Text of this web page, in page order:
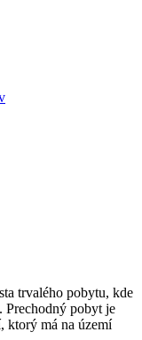
trvalého pobytu, kde
Prechodný pobyt je
ktorý má na území